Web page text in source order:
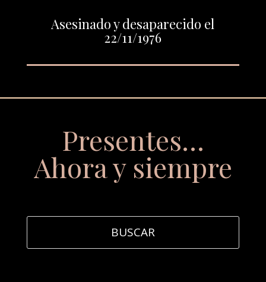
Asesinado y desaparecido el
22/11/1976
Presentes…
Ahora y siempre